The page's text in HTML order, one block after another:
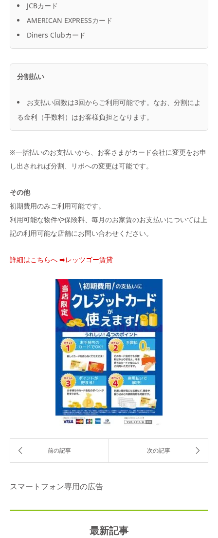
JCBカード
AMERICAN EXPRESSカード
Diners Clubカード
分割払い
お支払い回数は3回からご利用可能です。なお、分割によ
る金利（手数料）はお客様負担となります。
※一括払いのお支払いから、お客さまがカード会社に変更をお申
し出されれば分割、リボへの変更は可能です。
その他
初期費用のみご利用可能です。
利用可能な物件や保険料、毎月のお家賃のお支払いについては上
記の利用可能な店舗にお問い合わせください。
詳細はこちらへ ➡レッツゴー賃貸
スマートフォン専用の広告
最新記事